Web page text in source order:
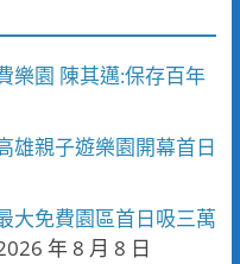
樂園 陳其邁:保存百年
雄親子遊樂園開幕首日
大免費園區首日吸三萬
年 8 月 8 日